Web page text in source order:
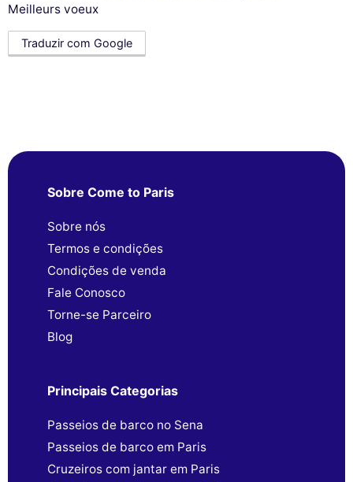
Meilleurs voeux
Traduzir com Google
Sobre Come to Paris
Sobre nós
Termos e condições
Condições de venda
Fale Conosco
Torne-se Parceiro
Blog
Principais Categorias
Passeios de barco no Sena
Passeios de barco em Paris
Cruzeiros com jantar em Paris